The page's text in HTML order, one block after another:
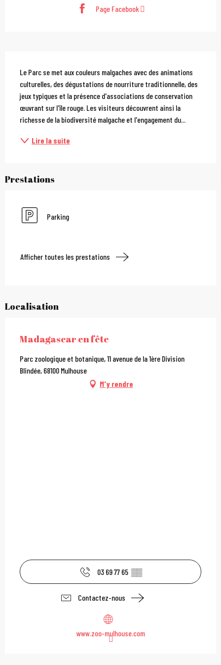
Page Facebook
Description
Le Parc se met aux couleurs malgaches avec des animations
culturelles, des dégustations de nourriture traditionnelle, des
jeux typiques et la présence d'associations de conservation
œuvrant sur l'île rouge. Les visiteurs découvrent ainsi la
richesse de la biodiversité malgache et l'engagement du...
Lire la suite
Prestations
Parking
Afficher toutes les prestations
Localisation
Madagascar en fête
Parc zoologique et botanique, 11 avenue de la 1ère Division
Blindée, 68100 Mulhouse
M'y rendre
03 69 77 65 ▒▒
Contactez-nous
www.zoo-mulhouse.com